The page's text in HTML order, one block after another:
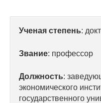
Отчетность
Ученая степень:
Звание: профессор
Должность:
экономического
государственного